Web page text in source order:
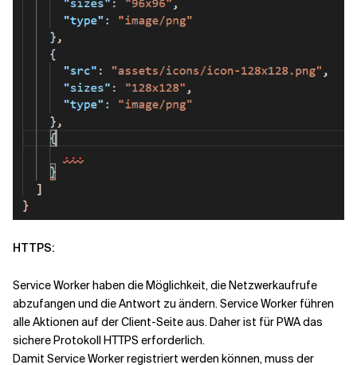
HTTPS:
Service Worker haben die Möglichkeit, die Netzwerkaufrufe
abzufangen und die Antwort zu ändern. Service Worker führen
alle Aktionen auf der Client-Seite aus. Daher ist für PWA das
sichere Protokoll HTTPS erforderlich.
Damit Service Worker registriert werden können, muss der